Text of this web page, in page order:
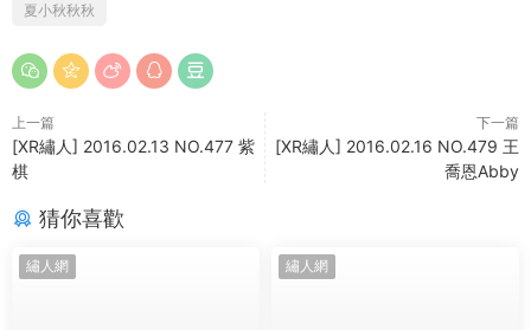
夏小秋秋秋
上一篇
[XR繡人] 2016.02.13 NO.477 紫
棋
下一篇
[XR繡人] 2016.02.16 NO.479 王
喬恩Abby
猜你喜歡
繡人網 繡人網